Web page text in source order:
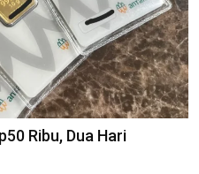
Ribu, Dua Hari